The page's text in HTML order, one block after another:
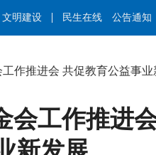
文明建设 民生在线 公告通知
作推进会 共促教育公益事业
会工作推进